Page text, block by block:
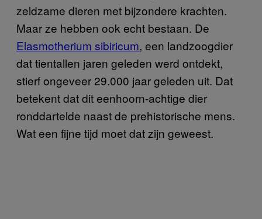
zeldzame dieren met bijzondere krachten.
Maar ze hebben ook echt bestaan. De
Elasmotherium sibiricum, een landzoogdier
dat tientallen jaren geleden werd ontdekt,
stierf ongeveer 29.000 jaar geleden uit. Dat
betekent dat dit eenhoorn-achtige dier
ronddartelde naast de prehistorische mens.
Wat een fijne tijd moet dat zijn geweest.